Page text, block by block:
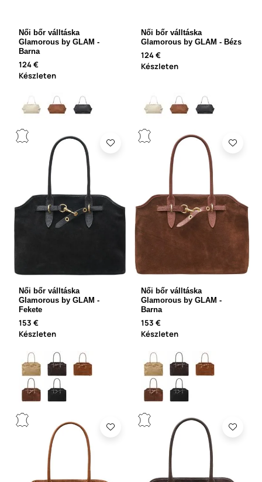
Női bőr válltáska
Glamorous by GLAM -
Barna
124 €
Készleten
Női bőr válltáska
Glamorous by GLAM - Bézs
124 €
Készleten
Női bőr válltáska
Glamorous by GLAM -
Fekete
153 €
Készleten
Női bőr válltáska
Glamorous by GLAM -
Barna
153 €
Készleten